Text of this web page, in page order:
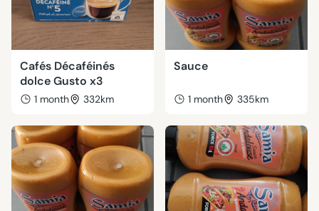
Cafés Décaféinés
dolce Gusto x3
1 month 332km
Sauce
1 month 335km